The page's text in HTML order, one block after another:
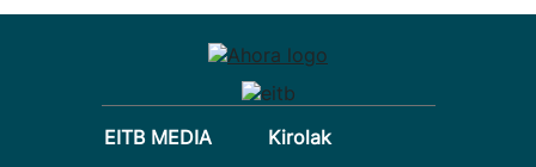
EITB MEDIA
Kirolak